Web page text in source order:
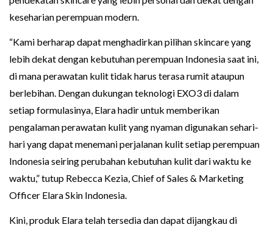
keseharian perempuan modern.
“Kami berharap dapat menghadirkan pilihan skincare yang
lebih dekat dengan kebutuhan perempuan Indonesia saat ini,
di mana perawatan kulit tidak harus terasa rumit ataupun
berlebihan. Dengan dukungan teknologi EXO3 di dalam
setiap formulasinya, Elara hadir untuk memberikan
pengalaman perawatan kulit yang nyaman digunakan sehari-
hari yang dapat menemani perjalanan kulit setiap perempuan
Indonesia seiring perubahan kebutuhan kulit dari waktu ke
waktu,” tutup Rebecca Kezia, Chief of Sales & Marketing
Officer Elara Skin Indonesia.
Kini, produk Elara telah tersedia dan dapat dijangkau di